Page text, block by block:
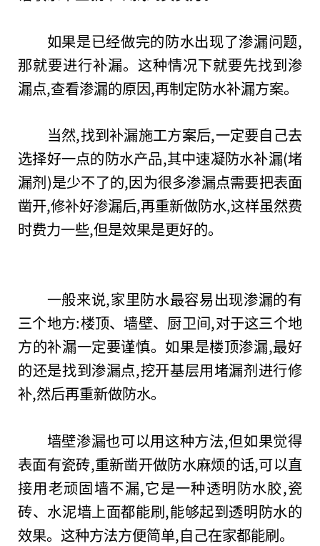
如果是已经做完的防水出现了渗漏问题,
那就要进行补漏。这种情况下就要先找到渗
漏点,查看渗漏的原因,再制定防水补漏方案。
当然,找到补漏施工方案后,一定要自己去
选择好一点的防水产品,其中速凝防水补漏(堵
漏剂)是少不了的,因为很多渗漏点需要把表面
凿开,修补好渗漏后,再重新做防水,这样虽然费
时费力一些,但是效果是更好的。
一般来说,家里防水最容易出现渗漏的有
三个地方:楼顶、墙壁、厨卫间,对于这三个地
方的补漏一定要谨慎。如果是楼顶渗漏,最好
的还是找到渗漏点,挖开基层用堵漏剂进行修
补,然后再重新做防水。
墙壁渗漏也可以用这种方法,但如果觉得
表面有瓷砖,重新凿开做防水麻烦的话,可以直
接用老顽固墙不漏,它是一种透明防水胶,瓷
砖、水泥墙上面都能刷,能够起到透明防水的
效果。这种方法方便简单,自己在家都能刷。